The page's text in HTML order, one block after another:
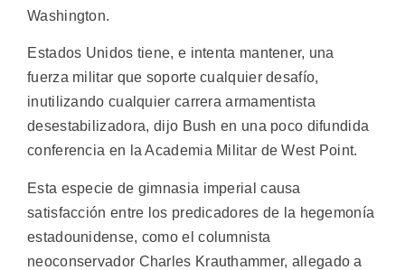
Washington.
Estados Unidos tiene, e intenta mantener, una
fuerza militar que soporte cualquier desafío,
inutilizando cualquier carrera armamentista
desestabilizadora, dijo Bush en una poco difundida
conferencia en la Academia Militar de West Point.
Esta especie de gimnasia imperial causa
satisfacción entre los predicadores de la hegemonía
estadounidense, como el columnista
neoconservador Charles Krauthammer, allegado a